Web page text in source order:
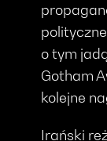
o tym
Gotham
kolejne
Irański